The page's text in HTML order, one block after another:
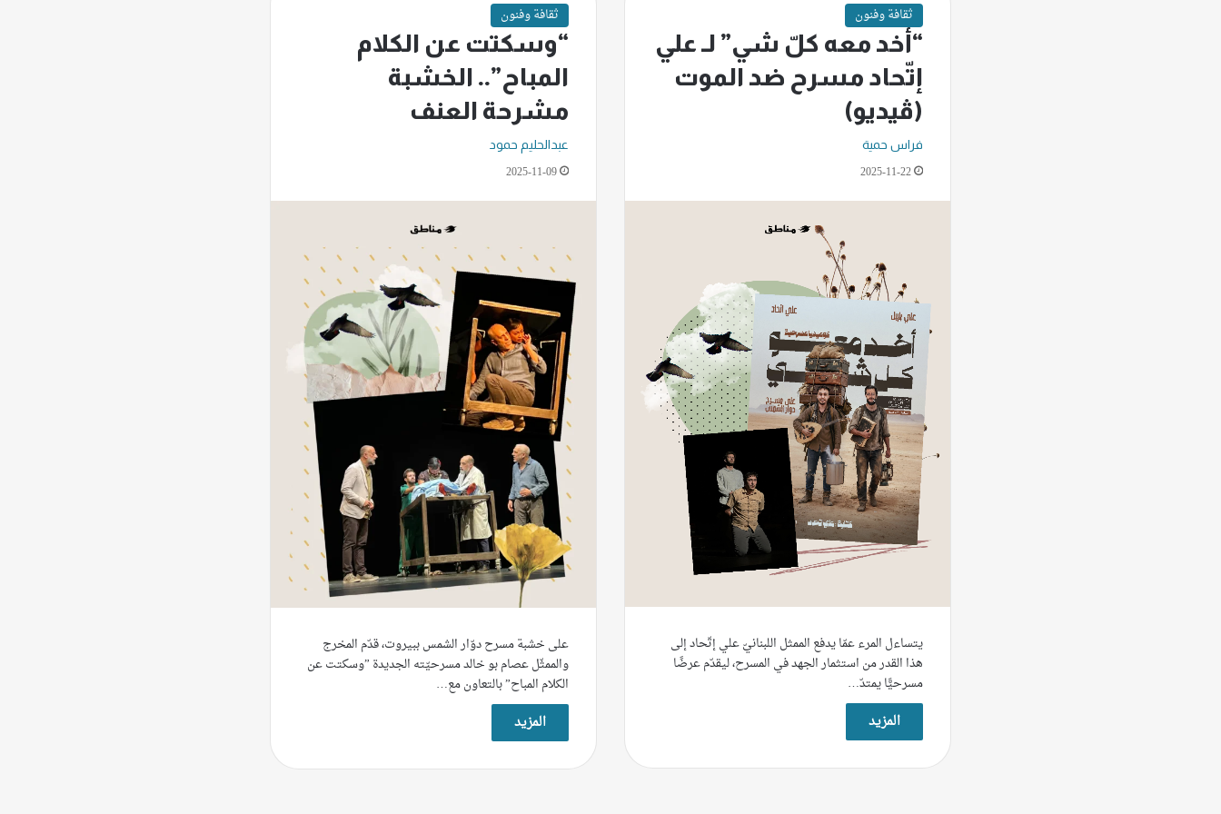
ثقافة وفنون
“أخد معه كلّ شي” لـ علي
إتّحاد مسرح ضد الموت
(ڤيديو)
فراس حمية
2025-11-22
يتساءل المرء عمّا يدفع الممثل اللبنانيّ علي إتّحاد إلى
هذا القدر من استثمار الجهد في المسرح، ليقدّم عرضًا
مسرحيًّا يمتدّ…
المزيد
ثقافة وفنون
“وسكتت عن الكلام
المباح”.. الخشبة
مشرحة العنف
عبدالحليم حمود
2025-11-09
على خشبة مسرح دوّار الشمس ببيروت، قدّم المخرج
والممثّل عصام بو خالد مسرحيّته الجديدة ”وسكتت عن
الكلام المباح” بالتعاون مع…
المزيد